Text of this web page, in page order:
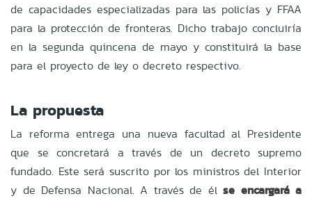
de capacidades especializadas para las policías y FFAA
para la protección de fronteras. Dicho trabajo concluiría
en la segunda quincena de mayo y constituirá la base
para el proyecto de ley o decreto respectivo.
La propuesta
La reforma entrega una nueva facultad al Presidente
que se concretará a través de un decreto supremo
fundado. Este será suscrito por los ministros del Interior
y de Defensa Nacional. A través de él se encargará a